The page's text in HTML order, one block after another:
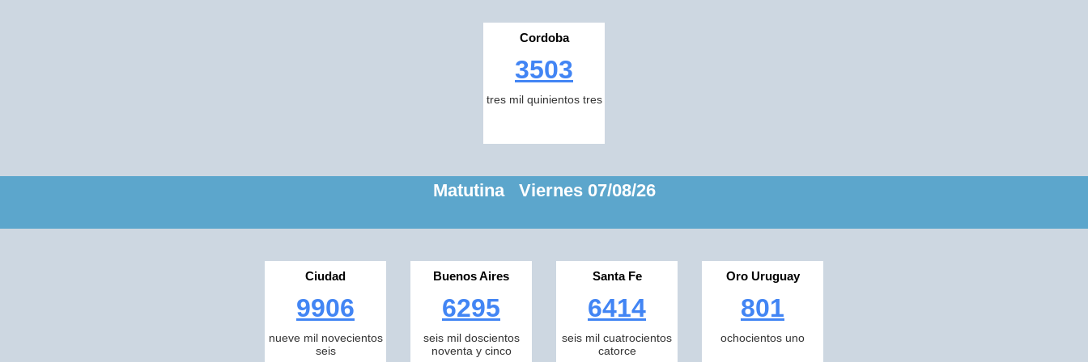
Cordoba
3503
tres mil quinientos tres
Matutina Viernes 07/08/26
Ciudad
9906
nueve mil novecientos
seis
Buenos Aires
6295
seis mil doscientos
noventa y cinco
Santa Fe
6414
seis mil cuatrocientos
catorce
Oro Uruguay
801
ochocientos uno